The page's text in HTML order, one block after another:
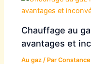
Chauffage au
avantages et
Au gaz / Par